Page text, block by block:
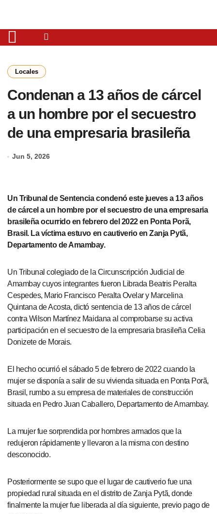
Locales
Condenan a 13 años de cárcel
a un hombre por el secuestro
de una empresaria brasileña
Jun 5, 2026
Un Tribunal de Sentencia condenó este jueves a 13 años
de cárcel a un hombre por el secuestro de una empresaria
brasileña ocurrido en febrero del 2022 en Ponta Porã,
Brasil. La víctima estuvo en cautiverio en Zanja Pytã,
Departamento de Amambay.
Un Tribunal colegiado de la Circunscripción Judicial de
Amambay cuyos integrantes fueron Librada Beatris Peralta
Cespedes, Mario Francisco Peralta Ovelar y Marcelina
Quintana de Acosta, dictó sentencia de 13 años de cárcel
contra Wilson Martínez Maidana al comprobarse su activa
participación en el secuestro de la empresaria brasileña Celia
Donizete de Morais.
El hecho ocurrió el sábado 5 de febrero de 2022 cuando la
mujer se disponía a salir de su vivienda situada en Ponta Porã,
Brasil, rumbo a su empresa de materiales de construcción
situada en Pedro Juan Caballero, Departamento de Amambay.
La mujer fue sorprendida por hombres armados que la
redujeron rápidamente y llevaron a la misma con destino
desconocido.
Posteriormente se supo que el lugar de cautiverio fue una
propiedad rural situada en el distrito de Zanja Pytã, donde
finalmente la mujer fue liberada al día siguiente, previo pago de